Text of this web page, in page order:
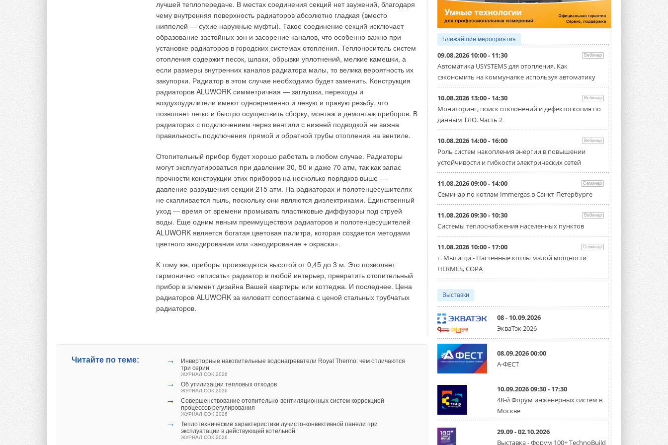
лучшей теплопередаче. В местах соединения секций нет заужений, благодаря
чему внутренняя поверхность радиаторов абсолютно гладкая (вместо
ниппелей — сухие наружные муфты). Такое соединение секций исключает
образование застойных зон и засорение каналов, что особенно важно при
установке радиаторов в городских системах отопления. Теплоноситель систем
отопления содержит песок, шлаки, обрывки уплотнений, мелкие камешки, а
если размеры внутренних каналов радиатора малы, то велика вероятность их
закупорки. Радиатор в этом случае необходимо будет заменить. Конструкция
радиаторов ALUWORK симметричная — заглушки, переходы и
воздухоудалители имеют одновременно и левую и правую резьбу, что
позволяет легко и быстро осуществить сборку, монтаж и демонтаж приборов. В
радиаторах с подключением через вентили с нижней подводкой не важна
правильность подключения прямой и обратной трубы отопления на вентиле.
Отопительный прибор будет хорошо работать в любом случае. Радиаторы
могут эксплуатироваться при давлении 30, 50 и даже 70 атм, так как запас
прочности конструкции этих приборов на несколько порядков выше —
давление разрушения секции 215 атм. На радиаторах и полотенцесушителях
не скапливается пыль, поскольку они являются диэлектриками. Единственный
уход — время от времени промывать пластиковые диффузоры под струей
воды. Еще одним явным преимуществом радиаторов и полотенцесушителей
ALUWORK является богатая цветовая палитра, которая создается методами
цветного анодирования или «анодирование + окраска».
К тому же, приборы производятся высотой от 0,45 до 3 м. Это позволяет
гармонично «вписать» радиатор в любой интерьер, превратить отопительный
прибор в элемент дизайна Вашей квартиры или коттеджа. И последнее. Цена
радиаторов ALUWORK за киловатт сопоставима с ценой стальных трубчатых
радиаторов.
Читайте по теме: →
Инверторные накопительные водонагреватели Royal Thermo: чем отличаются
три серии
ЖУРНАЛ СОК 2026
→ Об утилизации тепловых отходов
ЖУРНАЛ СОК 2026
→
Совершенствование отопительно-вентиляционных систем коррекцией
процессов регулирования
ЖУРНАЛ СОК 2026
→
Теплотехнические характеристики лучисто-конвективной панели при
эксплуатации в действующей котельной
ЖУРНАЛ СОК 2026
Организатором выступил торгово-
производственный холдинг ...
3 АВГУСТА 2026
«Датарк» испытал модульный
ЦОД с плотностью 54 кВт на
стойку
Испытания прошли на собственной
производственной площадке и были ...
3 АВГУСТА 2026
Samsung выпускает VRF-
систему DVM на R32
Линейка включает семь типоразмеров
производительностью от 22,4 до 56 кВт.
Суммарная длина трубопроводов ...
«СиСофт Девелопмент» подвел
итоги конкурса студенческих
проектов «ТИМ-лидеры 2026»
Новый сезон конкурса «ТИМ-лидеры»
стартует уже в сентябре 2026 года ...
3 АВГУСТА 2026
«Русклимат» укрепляет
партнёрство за Уралом
Президент Омского землячества в
Москве Михаил Тимошенко посетил
Омск с трёхдневным рабочим визитом ...
флагманский чиллер AquaEdge
работающую на хладагенте R1234ze ...
Mitsubishi расширяет
направление систем
Mitsubishi Electric создаёт в США новую
компанию MEHITS US Inc. ...
США запретили использование
иностранных инверторов
28 июля 2026 года Федеральная
комиссия по связи США (FCC) обновила
свой специальный перечень Covered ...
31 ИЮЛЯ 2026
Ближайшие мероприятия
09.08.2026 10:00 - 11:30 Вебинар
Автоматика USYSTEMS для отопления. Как
сэкономить на коммуналке используя автоматику
10.08.2026 13:00 - 14:30 Вебинар
Мониторинг, поиск отклонений и дефектоскопия по
данным ТЛО. Часть 2
10.08.2026 14:00 - 16:00 Вебинар
Роль систем накопления энергии в повышении
устойчивости и гибкости электрических сетей
11.08.2026 09:00 - 14:00 Семинар
Семинар по котлам Immergas в Санкт-Петербурге
11.08.2026 09:30 - 10:30 Вебинар
Системы теплоснабжения населенных пунктов
11.08.2026 10:00 - 17:00 Семинар
г. Мытищи - Настенные котлы малой мощности
HERMES, COPA
Выставки
08 - 10.09.2026
ЭкваТэк 2026
08.09.2026 00:00
А-ФЕСТ
10.09.2026 09:30 - 17:30
48-й Форум инженерных систем в
Москве
29.09 - 02.10.2026
Выставка - Форум 100+ TechnoBuild
Сертификация радиаторов обновит рынок отопительных приборов
ЖУРНАЛ СОК ИЮЛЬ 2018
→ Энергоэффективность радиаторов Global
ЖУРНАЛ СОК АПРЕЛЬ 2018
ЖУРНАЛ СОК ЯНВАРЬ 2018
→ Airal говорит «нет!» незаконной конкуренции контрафактной продукции
→ Напольное водяное отопление
ЖУРНАЛ СОК ОКТЯБРЬ 2007
В этой теме еще нет комментариев
Добавить комментарий
Ваш E-mail *
для металлопластиковых труб
ЖУРНАЛ СОК ФЕВРАЛЬ 2003
→ Пресс-фитинги для металлополимерных труб ROTHENBERGER
ЖУРНАЛ СОК ФЕВРАЛЬ 2003
→ Интернет работает на трубный бизнес
ЖУРНАЛ СОК ИЮНЬ 2002
Уведомления отключены
В этой теме еще нет комментариев
Добавить комментарий
Ваш E-mail *